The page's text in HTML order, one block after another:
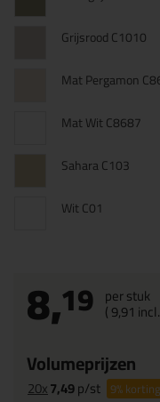
Grijsrood C1010
Mat Pergamon
Mat Wit C8687
Sahara C103
Wit C01
8,19 per stuk
(9,91
Volumeprijzen
20x7,49p/st 9%korting